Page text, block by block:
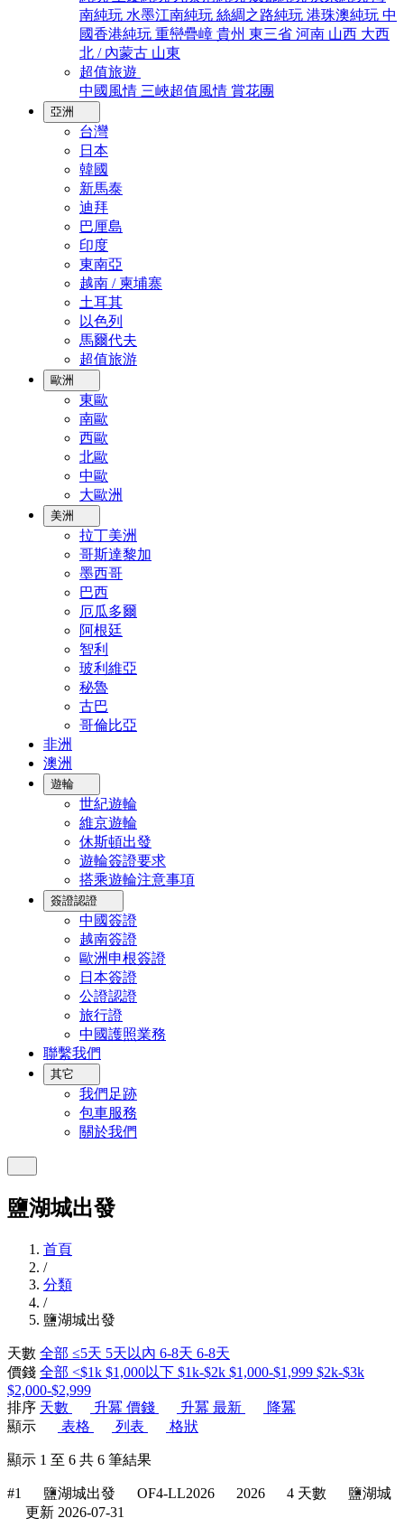
南純玩 水墨江南純玩 絲綢之路純玩 港珠澳純玩 中
國香港純玩 重巒疊嶂 貴州 東三省 河南 山西 大西
北 / 內蒙古 山東
超值旅遊
中國風情 三峽超值風情 賞花團
亞洲
台灣
日本
韓國
新馬泰
迪拜
巴厘島
印度
東南亞
越南 / 柬埔寨
土耳其
以色列
馬爾代夫
超值旅游
歐洲
東歐
南歐
西歐
北歐
中歐
大歐洲
美洲
拉丁美洲
哥斯達黎加
墨西哥
巴西
厄瓜多爾
阿根廷
智利
玻利維亞
秘魯
古巴
哥倫比亞
非洲
澳洲
遊輪
世紀遊輪
維京遊輪
休斯頓出發
遊輪簽證要求
搭乘遊輪注意事項
簽證認證
中國簽證
越南簽證
歐洲申根簽證
日本簽證
公證認證
旅行證
中國護照業務
聯繫我們
其它
我們足跡
包車服務
關於我們
鹽湖城出發
首頁
/
分類
/
鹽湖城出發
天數 全部 ≤5天 5天以內 6-8天 6-8天
價錢 全部 <$1k $1,000以下 $1k-$2k $1,000-$1,999 $2k-$3k
$2,000-$2,999
排序 天數 升冪 價錢 升冪 最新
降冪
顯示
表格 列表 格狀
顯示 1 至 6 共 6 筆結果
#1 鹽湖城出發 OF4-LL2026 2026 4 天數
鹽湖城
更新 2026-07-31